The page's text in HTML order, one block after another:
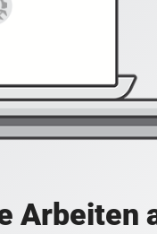
Arbeiten